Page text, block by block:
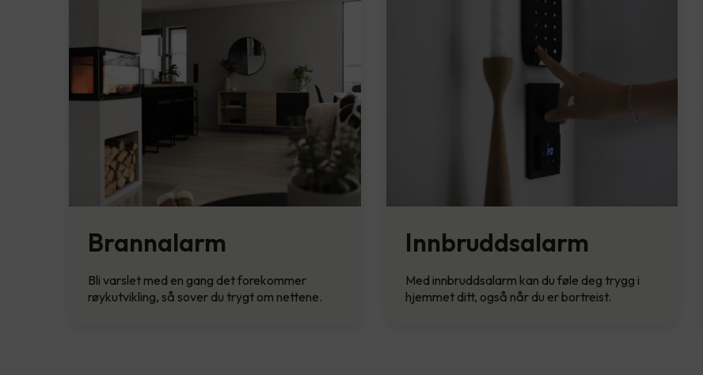
Brannalarm
Bli varslet med en gang det forekommer
røykutvikling, så sover du trygt om nettene.
Innbruddsalarm
Med innbruddsalarm kan du føle deg trygg i
hjemmet ditt, også når du er bortreist.